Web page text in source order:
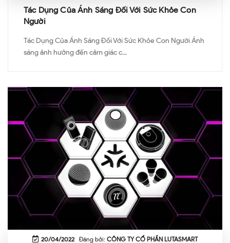
Tác Dụng Của Ánh Sáng Đối Với Sức Khỏe Con
Người
Tác Dụng Của Ánh Sáng Đối Với Sức Khỏe Con Người Ánh
sáng ảnh hưởng đến cảm giác c...
20/04/2022Đăng bởi: CÔNG TY CỔ PHẦN LUTASMART